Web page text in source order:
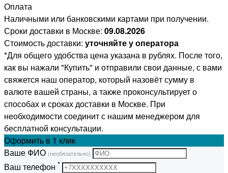
Оплата
Наличными или банковскими картами при получении.
Сроки доставки в Москве: 09.08.2026
Стоимость доставки: уточняйте у оператора
*Для общего удобства цена указана в рублях. После того,
как вы нажали "Купить" и отправили свои данные, с вами
свяжется наш оператор, который назовёт сумму в
валюте вашей страны, а также проконсультирует о
способах и сроках доставки в Москве. При
необходимости соединит с нашим менеджером для
бесплатной консультации.
Оформить в 1 клик
Ваше ФИО (необязательно)
Ваш телефон *